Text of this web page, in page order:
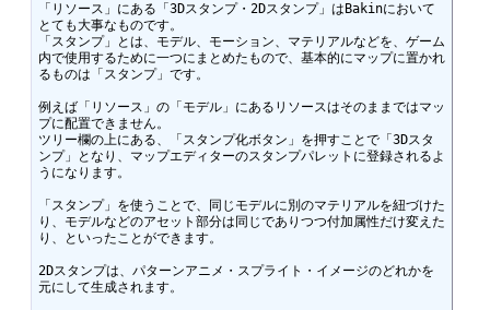
「リソース」にある「3Dスタンプ・2Dスタンプ」はBakinにおいて
とても大事なものです。
「スタンプ」とは、モデル、モーション、マテリアルなどを、ゲーム
内で使用するために一つにまとめたもので、基本的にマップに置かれ
るものは「スタンプ」です。
例えば「リソース」の「モデル」にあるリソースはそのままではマッ
プに配置できません。
ツリー欄の上にある、「スタンプ化ボタン」を押すことで「3Dスタ
ンプ」となり、マップエディターのスタンプパレットに登録されるよ
うになります。
「スタンプ」を使うことで、同じモデルに別のマテリアルを紐づけた
り、モデルなどのアセット部分は同じでありつつ付加属性だけ変えた
り、といったことができます。
2Dスタンプは、パターンアニメ・スプライト・イメージのどれかを
元にして生成されます。